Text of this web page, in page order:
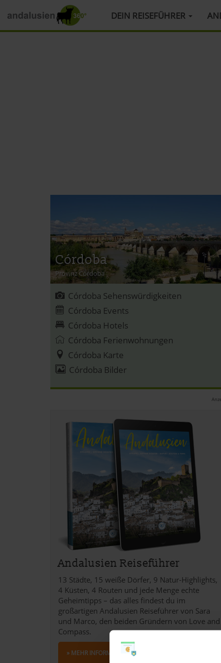
HAUPTMENÜ DEIN REISEFÜHRER
Córdoba
Provinz Córdoba
Córdoba Sehenswürdigkeiten
Córdoba Events
Córdoba Hotels
Córdoba Ferienwohnungen
Córdoba Karte
Córdoba Bilder
Andalusien Reiseführer
13 Städte, 15 weiße Dörfer, 9 Natur-Highlights,
4 Küsten, 4 Routen und jede Menge echte
Geheimtipps – das alles findest du im
großartigen Andalusien Reiseführer von Sara
und Marco, den beiden Gründern von Love and
Compass.
» MEHR INFORMATIONEN